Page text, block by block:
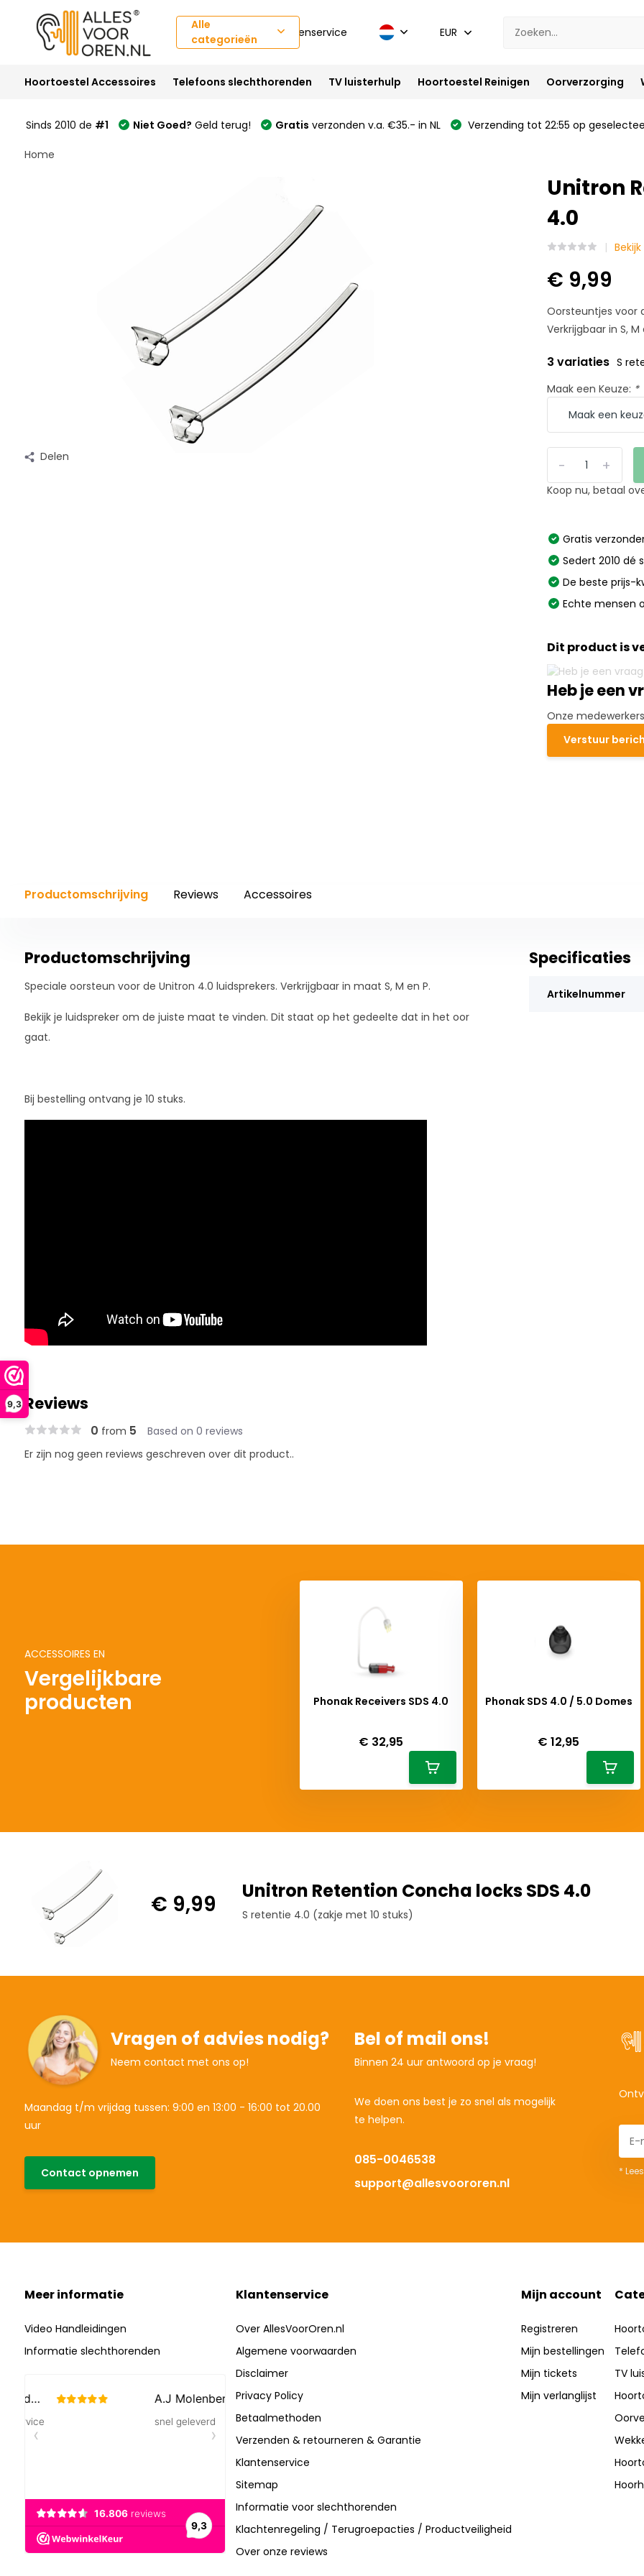
9,3
Alle
categorieën
Klantenservice EUR
Hoortoestel Accessoires Telefoons slechthorenden TV luisterhulp Hoortoestel Reinigen Oorverzorging
Sinds 2010 de #1 Niet Goed? Geld terug! Gratis verzonden v.a. €35.- in NL Verzending tot 22:55 op
Home
Delen
Unitron
4.0
€ 9,99
Oorsteuntjes voor
Verkrijgbaar in S, M
3 variaties S
Maak een Keuze: *
+
-
Koop nu, betaal
Gratis
Sedert 2010 dé
De beste prijs-
Echte mensen
Dit product is
Heb je een
Onze
Verstuur
Productomschrijving Reviews Accessoires
Productomschrijving
Speciale oorsteun voor de Unitron 4.0 luidsprekers. Verkrijgbaar in maat S, M en P.
Bekijk je luidspreker om de juiste maat te vinden. Dit staat op het gedeelte dat in het oor
gaat.
Bij bestelling ontvang je 10 stuks.
Specificaties
Artikelnummer
Reviews
0 from 5 Based on 0 reviews
Er zijn nog geen reviews geschreven over dit product..
ACCESSOIRES EN
Vergelijkbare
producten
Phonak Receivers SDS 4.0
€ 32,95
Phonak SDS 4.0 / 5.0 Domes
€ 12,95
€ 9,99 Unitron Retention Concha locks SDS 4.0
S retentie 4.0 (zakje met 10 stuks)
Vragen of advies nodig?
Neem contact met ons op!
Maandag t/m vrijdag tussen: 9:00 en 13:00 - 16:00 tot 20.00
uur
Contact opnemen
Bel of mail ons!
Binnen 24 uur antwoord op je vraag!
We doen ons best je zo snel als mogelijk
te helpen.
085-0046538
support@allesvoororen.nl
*
Meer informatie
Video Handleidingen
Informatie slechthorenden
Klantenservice
Over AllesVoorOren.nl
Algemene voorwaarden
Disclaimer
Privacy Policy
Betaalmethoden
Verzenden & retourneren & Garantie
Klantenservice
Sitemap
Informatie voor slechthorenden
Klachtenregeling / Terugroepacties / Productveiligheid
Over onze reviews
Mijn account
Registreren
Mijn bestellingen
Mijn tickets
Mijn verlanglijst
TV